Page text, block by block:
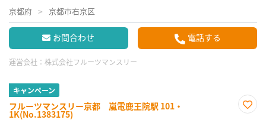
京都府 京都市右京区
お問合わせ 電話する
運営会社： 株式会社フルーツマンスリー
キャンペーン
フルーツマンスリー京都 嵐電鹿王院駅 101・
1K(No.1383175)